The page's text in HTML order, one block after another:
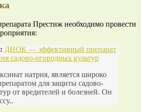
Престиж необходимо провести
ДНОК — эффективный препарат
садово-огородных культур
натрия, является широко
для защиты садово-
от вредителей и болезней. Он